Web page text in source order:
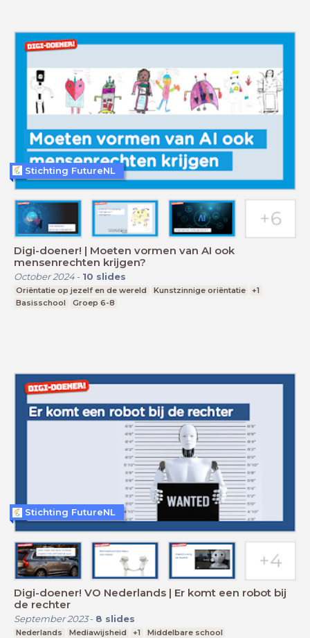
Digi-doener! | Moeten vormen van AI ook
mensenrechten krijgen?
October 2024- 10 slides
Oriëntatie op jezelf en de wereld Kunstzinnige oriëntatie
+1
Basisschool
Groep 6-8
Stichting FutureNL
Digi-doener! VO Nederlands | Er komt een robot bij
de rechter
September 2023- 8 slides
Nederlands Mediawijsheid +1
Middelbare school
Stichting FutureNL